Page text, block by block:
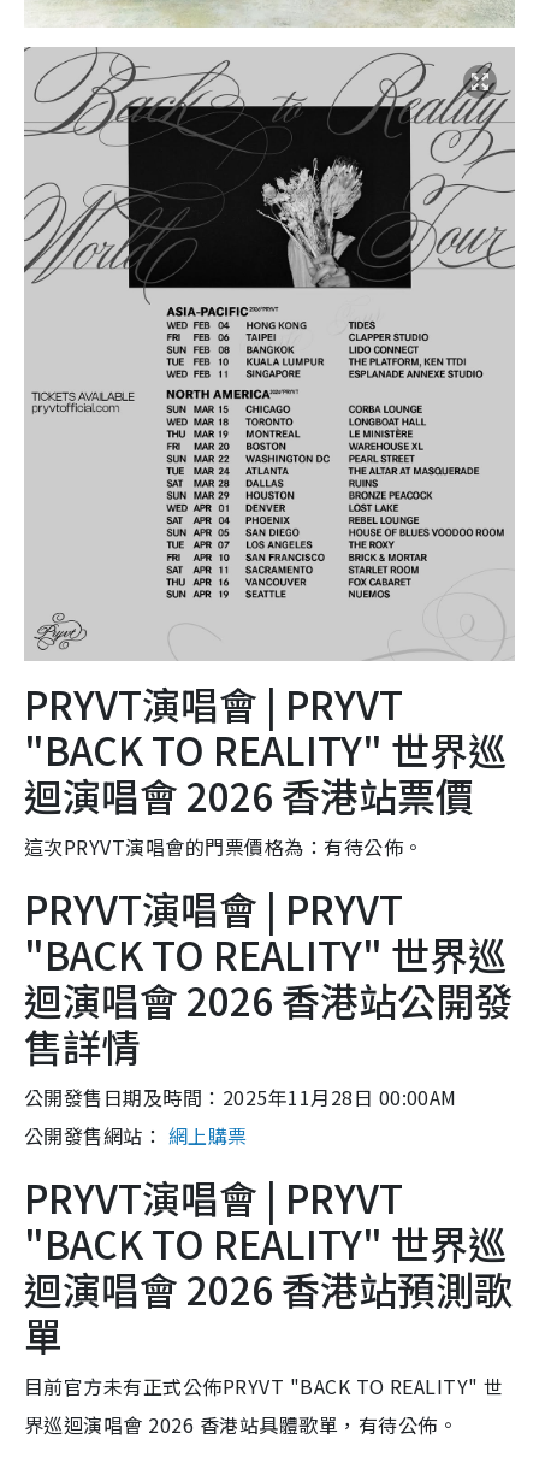
PRYVT演唱會 | PRYVT
"BACK TO REALITY" 世界巡
迴演唱會 2026 香港站票價
這次PRYVT演唱會的門票價格為：有待公佈。
PRYVT演唱會 | PRYVT
"BACK TO REALITY" 世界巡
迴演唱會 2026 香港站公開發
售詳情
公開發售日期及時間：2025年11月28日 00:00AM
公開發售網站： 網上購票
PRYVT演唱會 | PRYVT
"BACK TO REALITY" 世界巡
迴演唱會 2026 香港站預測歌
單
目前官方未有正式公佈PRYVT "BACK TO REALITY" 世
界巡迴演唱會 2026 香港站具體歌單，有待公佈。